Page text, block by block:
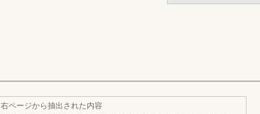
右ページから抽出された内容